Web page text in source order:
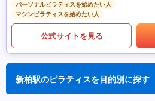
パーソナルピラティスを始めたい人
マシンピラティスを始めたい人
公式サイトを見る
新柏駅のピラティスを目的別に探す